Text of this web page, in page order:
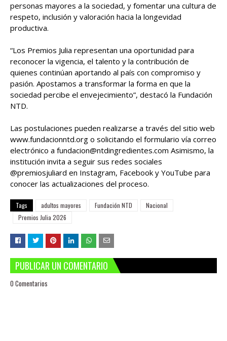
personas mayores a la sociedad, y fomentar una cultura de
respeto, inclusión y valoración hacia la longevidad
productiva.
“Los Premios Julia representan una oportunidad para
reconocer la vigencia, el talento y la contribución de
quienes continúan aportando al país con compromiso y
pasión. Apostamos a transformar la forma en que la
sociedad percibe el envejecimiento”, destacó la Fundación
NTD.
Las postulaciones pueden realizarse a través del sitio web
www.fundacionntd.org o solicitando el formulario vía correo
electrónico a fundacion@ntdingredientes.com Asimismo, la
institución invita a seguir sus redes sociales
@premiosjuliard en Instagram, Facebook y YouTube para
conocer las actualizaciones del proceso.
Tags adultos mayores Fundación NTD
Nacional
Premios Julia 2026
PUBLICAR UN COMENTARIO
0 Comentarios